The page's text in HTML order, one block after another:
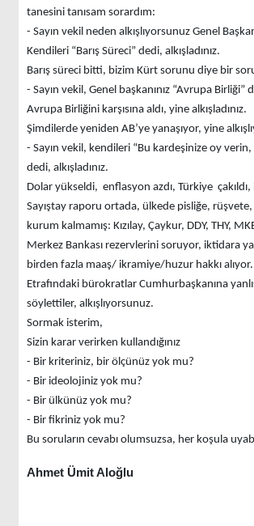
tanesini tanısam sorardım:
- Sayın vekil neden alkışlıyorsunuz Genel
Kendileri “Barış Süreci” dedi, alkışladınız.
Barış süreci bitti, bizim Kürt sorunu diye bir
- Sayın vekil, Genel başkanınız “Avrupa Birliği”
Avrupa Birliğini karşısına aldı, yine alkışladınız.
Şimdilerde yeniden AB’ye yanaşıyor, yine
- Sayın vekil, kendileri “Bu kardeşinize oy
dedi, alkışladınız.
Dolar yükseldi, enflasyon azdı, Türkiye
Sayıştay raporu ortada, ülkede pisliğe,
kurum kalmamış: Kızılay, Çaykur, DDY, THY,
Merkez Bankası rezervlerini soruyor, iktidara
birden fazla maaş/ ikramiye/huzur hakkı
Etrafındaki bürokratlar Cumhurbaşkanına
söylettiler, alkışlıyorsunuz.
Sormak isterim,
Sizin karar verirken kullandığınız
- Bir kriteriniz, bir ölçünüz yok mu?
- Bir ideolojiniz yok mu?
- Bir ülkünüz yok mu?
- Bir fikriniz yok mu?
Bu soruların cevabı olumsuzsa, her koşula
Ahmet Ümit Aloğlu